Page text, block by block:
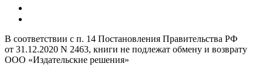
В соответствии с п. 14 Постановления Правительства РФ
от 31.12.2020 N 2463, книги не подлежат обмену и возврату
ООО «Издательские решения»